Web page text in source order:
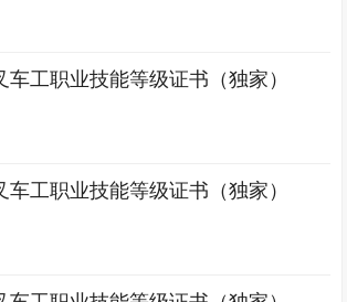
车工职业技能等级证书（独家）
车工职业技能等级证书（独家）